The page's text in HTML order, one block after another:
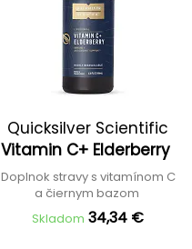
Quicksilver Scientific
Vitamin C+ Elderberry
Doplnok stravy s vitamínom C
a čiernym bazom
Skladom 34,34 €